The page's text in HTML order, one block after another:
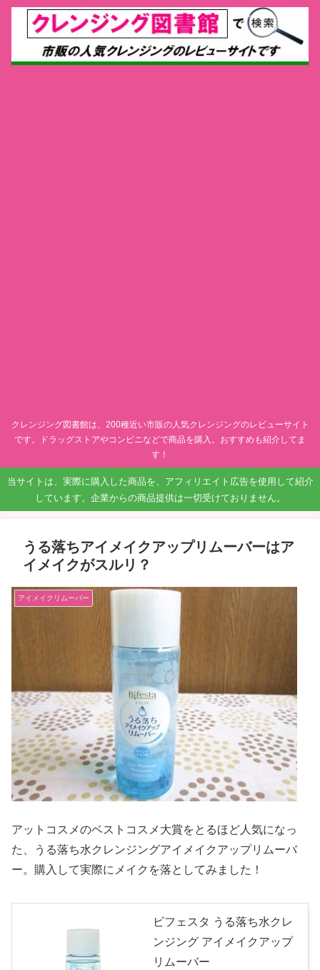
クレンジング図書館は、200種近い市販の人気クレンジングのレビューサイト
です。ドラッグストアやコンビニなどで商品を購入。おすすめも紹介してま
す！
当サイトは、実際に購入した商品を、アフィリエイト広告を使用して紹介
しています。企業からの商品提供は一切受けておりません。
うる落ちアイメイクアップリムーバーはア
イメイクがスルリ？
アイメイクリムーバー
アットコスメのベストコスメ大賞をとるほど人気になっ
た、うる落ち水クレンジングアイメイクアップリムーバ
ー。購入して実際にメイクを落としてみました！
ビフェスタ うる落ち水クレ
ンジング アイメイクアップ
リムーバー